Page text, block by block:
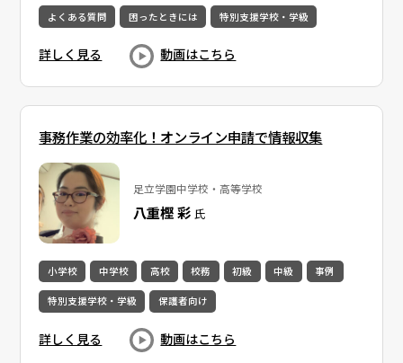
よくある質問 困ったときには 特別支援学校・学級
詳しく見る 動画はこちら
事務作業の効率化！オンライン申請で情報収集
足立学園中学校・高等学校
八重樫 彩氏
小学校 中学校 高校 校務 初級 中級 事例
特別支援学校・学級 保護者向け
詳しく見る 動画はこちら